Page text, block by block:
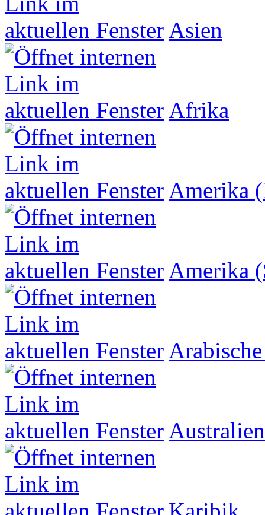
Asien
Afrika
Amerika
Amerika
Australien